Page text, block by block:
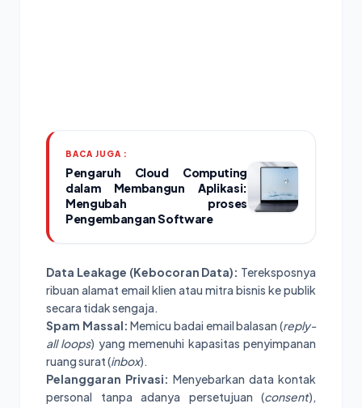
BACA JUGA :
Pengaruh Cloud Computing
dalam Membangun Aplikasi:
Mengubah proses
Pengembangan Software
Data Leakage (Kebocoran Data): Tereksposnya
ribuan alamat email klien atau mitra bisnis ke publik
secara tidak sengaja.
Spam Massal: Memicu badai email balasan (reply-
all loops) yang memenuhi kapasitas penyimpanan
ruang surat (inbox).
Pelanggaran Privasi: Menyebarkan data kontak
personal tanpa adanya persetujuan (consent),